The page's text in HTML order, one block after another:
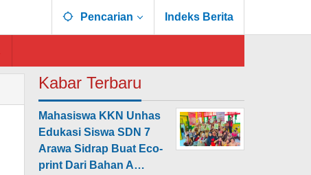
Pencarian Indeks Berita
Kabar Terbaru
Mahasiswa KKN Unhas
Edukasi Siswa SDN 7
Arawa Sidrap Buat Eco-
print Dari Bahan A…